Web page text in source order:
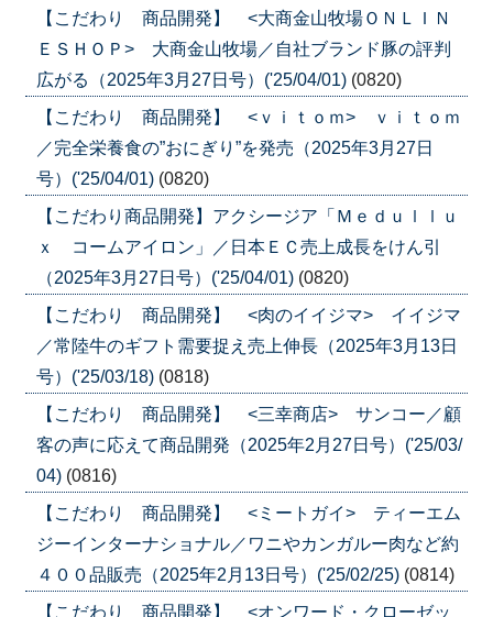
【こだわり 商品開発】 <大商金山牧場ＯＮＬＩＮ
ＥＳＨＯＰ> 大商金山牧場／自社ブランド豚の評判
広がる（2025年3月27日号）('25/04/01) (0820)
【こだわり 商品開発】 <ｖｉｔｏｍ> ｖｉｔｏｍ
／完全栄養食の”おにぎり”を発売（2025年3月27日
号）('25/04/01) (0820)
【こだわり商品開発】アクシージア「Ｍｅｄｕｌｌｕ
ｘ コームアイロン」／日本ＥＣ売上成長をけん引
（2025年3月27日号）('25/04/01) (0820)
【こだわり 商品開発】 <肉のイイジマ> イイジマ
／常陸牛のギフト需要捉え売上伸長（2025年3月13日
号）('25/03/18) (0818)
【こだわり 商品開発】 <三幸商店> サンコー／顧
客の声に応えて商品開発（2025年2月27日号）('25/03/
04) (0816)
【こだわり 商品開発】 <ミートガイ> ティーエム
ジーインターナショナル／ワニやカンガルー肉など約
４００品販売（2025年2月13日号）('25/02/25) (0814)
【こだわり 商品開発】 <オンワード・クローゼッ